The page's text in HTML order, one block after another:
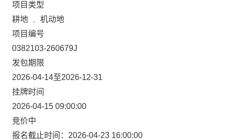
项目类型
耕地 ﹒ 机动地
项目编号
0382103-260679J
发包期限
2026-04-14至2026-12-31
挂牌时间
2026-04-15 09:00:00
竞价中
报名截止时间：2026-04-23 16:00:00